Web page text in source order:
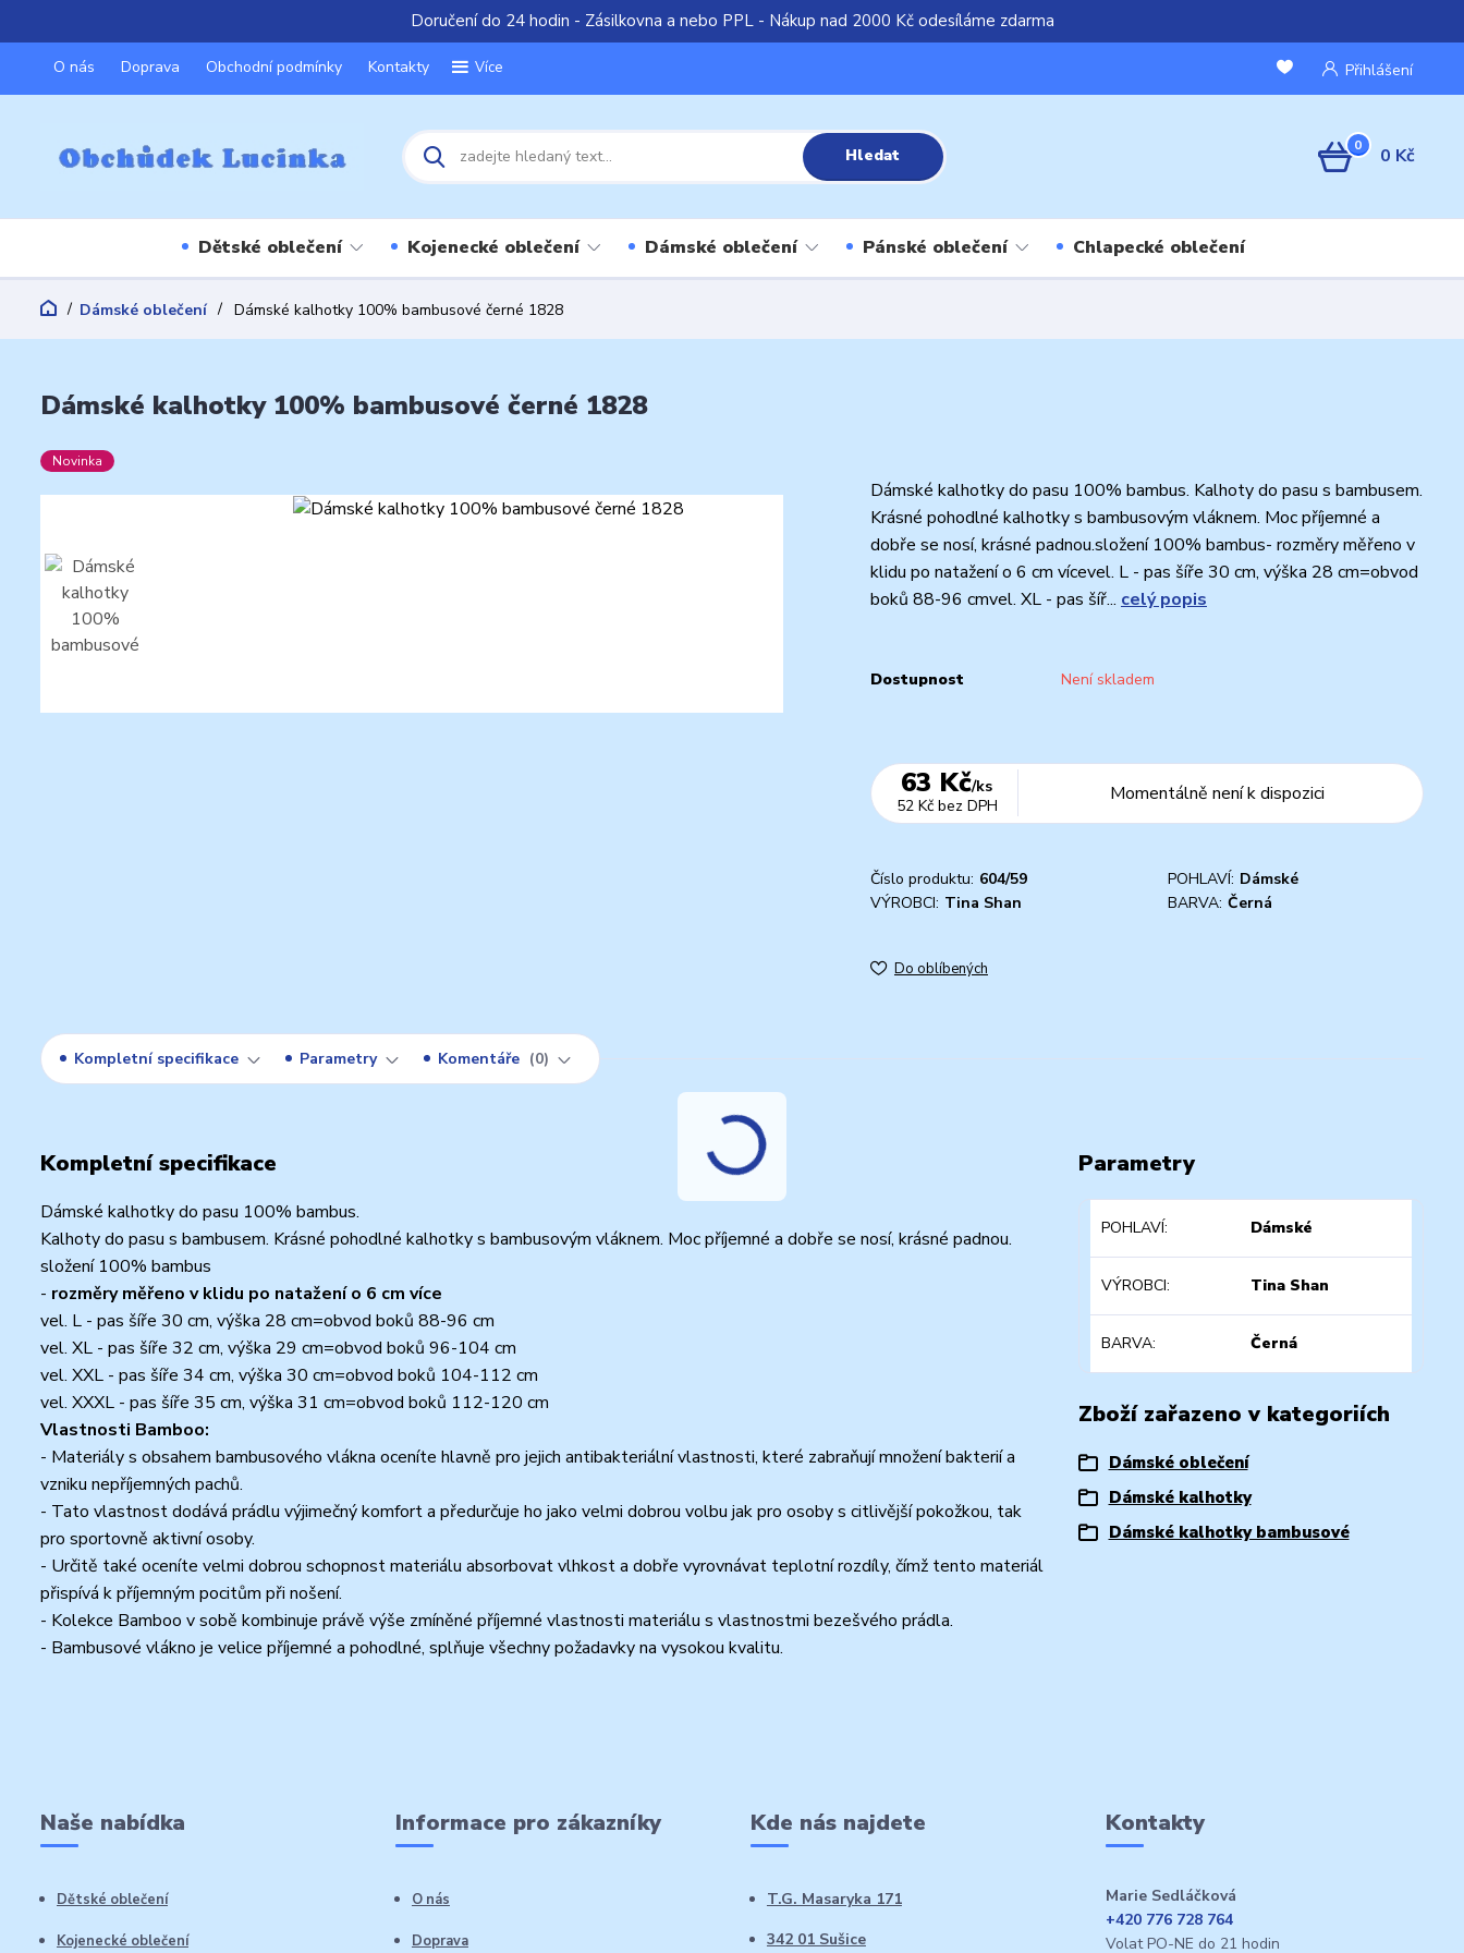
Doručení do 24 hodin - Zásilkovna a nebo PPL - Nákup nad 2000 Kč odesíláme zdarma
O nás Doprava Obchodní podmínky Kontakty Více Přihlášení
Hledat 0 0 Kč
Dětské oblečení Kojenecké oblečení Dámské oblečení Pánské oblečení Chlapecké oblečení
Dámské oblečení Dámské kalhotky 100% bambusové černé 1828
Dámské kalhotky 100% bambusové černé 1828
Novinka
Dámské kalhotky do pasu 100% bambus. Kalhoty do pasu s bambusem.
Krásné pohodlné kalhotky s bambusovým vláknem. Moc příjemné a
dobře se nosí, krásné padnou.složení 100% bambus- rozměry měřeno v
klidu po natažení o 6 cm vícevel. L - pas šíře 30 cm, výška 28 cm=obvod
boků 88-96 cmvel. XL - pas šíř... celý popis
Dostupnost Není skladem
63 Kč/ks
52 Kč bez DPH
Momentálně není k dispozici
Číslo produktu: 604/59 POHLAVÍ: Dámské
VÝROBCI: Tina Shan BARVA: Černá
Do oblíbených
Kompletní specifikace Parametry Komentáře 0
Kompletní specifikace
Dámské kalhotky do pasu 100% bambus.
Kalhoty do pasu s bambusem. Krásné pohodlné kalhotky s bambusovým vláknem. Moc příjemné a dobře se nosí, krásné padnou.
složení 100% bambus
- rozměry měřeno v klidu po natažení o 6 cm více
vel. L - pas šíře 30 cm, výška 28 cm=obvod boků 88-96 cm
vel. XL - pas šíře 32 cm, výška 29 cm=obvod boků 96-104 cm
vel. XXL - pas šíře 34 cm, výška 30 cm=obvod boků 104-112 cm
vel. XXXL - pas šíře 35 cm, výška 31 cm=obvod boků 112-120 cm
Vlastnosti Bamboo:
- Materiály s obsahem bambusového vlákna oceníte hlavně pro jejich antibakteriální vlastnosti, které zabraňují množení bakterií a
vzniku nepříjemných pachů.
- Tato vlastnost dodává prádlu výjimečný komfort a předurčuje ho jako velmi dobrou volbu jak pro osoby s citlivější pokožkou, tak
pro sportovně aktivní osoby.
- Určitě také oceníte velmi dobrou schopnost materiálu absorbovat vlhkost a dobře vyrovnávat teplotní rozdíly, čímž tento materiál
přispívá k příjemným pocitům při nošení.
- Kolekce Bamboo v sobě kombinuje právě výše zmíněné příjemné vlastnosti materiálu s vlastnostmi bezešvého prádla.
- Bambusové vlákno je velice příjemné a pohodlné, splňuje všechny požadavky na vysokou kvalitu.
Parametry
POHLAVÍ Dámské
VÝROBCI Tina Shan
BARVA Černá
Zboží zařazeno v kategoriích
Dámské oblečení
Dámské kalhotky
Dámské kalhotky bambusové
Naše nabídka
Dětské oblečení
Kojenecké oblečení
Informace pro zákazníky
O nás
Doprava
Kde nás najdete
T.G. Masaryka 171
342 01 Sušice
Kontakty
Marie Sedláčková
+420 776 728 764
Volat PO-NE do 21 hodin